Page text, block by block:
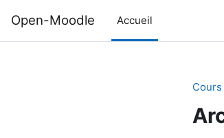
Open-Moodle Accueil
Cours